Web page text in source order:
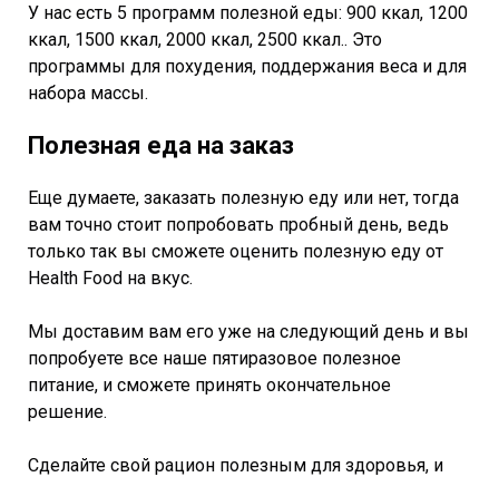
У нас есть 5 программ полезной еды: 900 ккал, 1200
ккал, 1500 ккал, 2000 ккал, 2500 ккал.. Это
программы для похудения, поддержания веса и для
набора массы.
Полезная еда на заказ
Еще думаете, заказать полезную еду или нет, тогда
вам точно стоит попробовать пробный день, ведь
только так вы сможете оценить полезную еду от
Health Food на вкус.
Мы доставим вам его уже на следующий день и вы
попробуете все наше пятиразовое полезное
питание, и сможете принять окончательное
решение.
Сделайте свой рацион полезным для здоровья, и